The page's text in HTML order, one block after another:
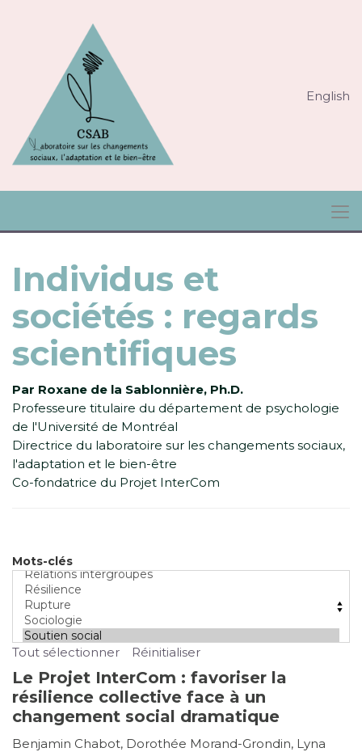
English
Individus et
sociétés : regards
scientifiques
Par Roxane de la Sablonnière, Ph.D.
Professeure titulaire du département de psychologie
de l'Université de Montréal
Directrice du laboratoire sur les changements sociaux,
l'adaptation et le bien-être
Co-fondatrice du Projet InterCom
Mots-clés
Tout sélectionner Réinitialiser
Le Projet InterCom : favoriser la
résilience collective face à un
changement social dramatique
Benjamin Chabot, Dorothée Morand-Grondin, Lyna